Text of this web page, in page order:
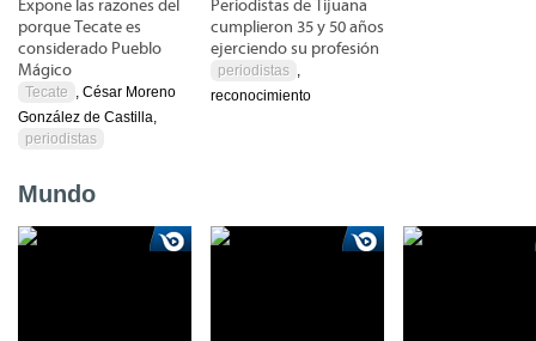
Expone las razones del
porque Tecate es
considerado Pueblo
Mágico
Tecate , César Moreno
González de Castilla,
periodistas
Periodistas de Tijuana
cumplieron 35 y 50 años
ejerciendo su profesión
periodistas ,
reconocimiento
Mundo